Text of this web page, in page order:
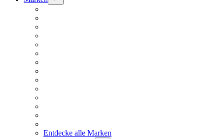
Entdecke alle Marken